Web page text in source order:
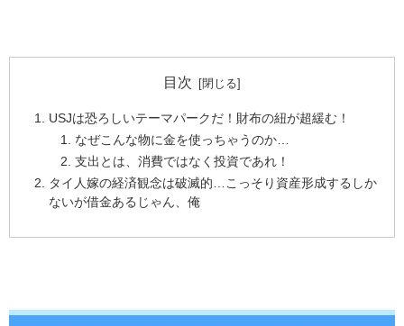
目次
USJは恐ろしいテーマパークだ！財布の紐が超緩む！
なぜこんな物に金を使っちゃうのか…
支出とは、消費ではなく投資であれ！
タイ人嫁の経済観念は破滅的…こっそり資産形成するしか
ないが借金あるじゃん、俺